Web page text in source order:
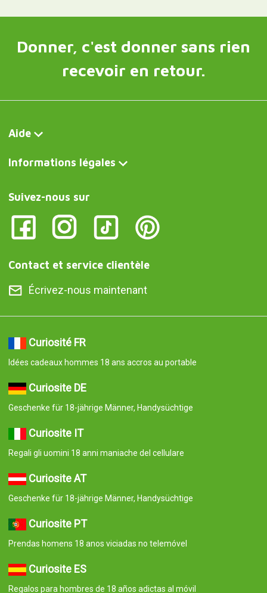
Donner, c'est donner sans rien
recevoir en retour.
Aide
Informations légales
Suivez-nous sur
Contact et service clientèle
Écrivez-nous maintenant
Curiosité FR
Idées cadeaux hommes 18 ans accros au portable
Curiosite DE
Geschenke für 18-jährige Männer, Handysüchtige
Curiosite IT
Regali gli uomini 18 anni maniache del cellulare
Curiosite AT
Geschenke für 18-jährige Männer, Handysüchtige
Curiosite PT
Prendas homens 18 anos viciadas no telemóvel
Curiosite ES
Regalos para hombres de 18 años adictas al móvil